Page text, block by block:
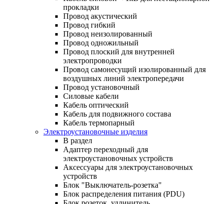
прокладки
Провод акустический
Провод гибкий
Провод неизолированный
Провод одножильный
Провод плоский для внутренней
электропроводки
Провод самонесущий изолированный для
воздушных линий электропередачи
Провод установочный
Силовые кабели
Кабель оптический
Кабель для подвижного состава
Кабель термопарный
Электроустановочные изделия
В раздел
Адаптер переходный для
электроустановочных устройств
Аксессуары для электроустановочных
устройств
Блок "Выключатель-розетка"
Блок распределения питания (PDU)